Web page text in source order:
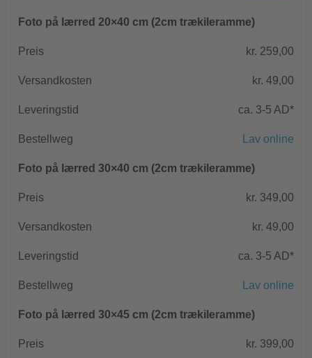
Foto på lærred 20×40 cm (2cm trækileramme)
kr. 259,00
kr. 49,00
ca. 3-5 AD*
Lav online
Foto på lærred 30×40 cm (2cm trækileramme)
kr. 349,00
kr. 49,00
ca. 3-5 AD*
Lav online
Foto på lærred 30×45 cm (2cm trækileramme)
kr. 399,00